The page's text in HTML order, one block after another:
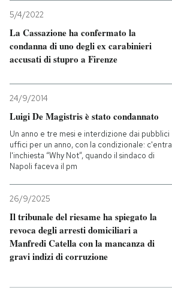
5/4/2022
La Cassazione ha confermato la
condanna di uno degli ex carabinieri
accusati di stupro a Firenze
24/9/2014
Luigi De Magistris è stato condannato
Un anno e tre mesi e interdizione dai pubblici
uffici per un anno, con la condizionale: c'entra
l'inchiesta “Why Not”, quando il sindaco di
Napoli faceva il pm
26/9/2025
Il tribunale del riesame ha spiegato la
revoca degli arresti domiciliari a
Manfredi Catella con la mancanza di
gravi indizi di corruzione